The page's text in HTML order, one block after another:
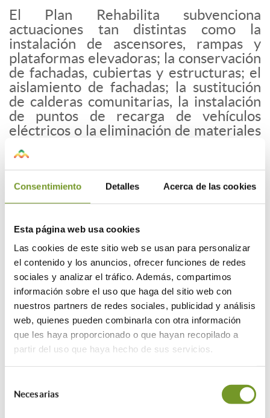
Consentimiento Detalles Acerca de las cookies
Esta página web usa cookies
Las cookies de este sitio web se usan para personalizar
el contenido y los anuncios, ofrecer funciones de redes
sociales y analizar el tráfico. Además, compartimos
información sobre el uso que haga del sitio web con
nuestros partners de redes sociales, publicidad y análisis
web, quienes pueden combinarla con otra información
que les haya proporcionado o que hayan recopilado a
partir del uso que haya hecho de sus servicios.
Necesarias
El Plan Rehabilita subvenciona
actuaciones tan distintas como la
instalación de ascensores, rampas y
plataformas elevadoras; la conservación
de fachadas, cubiertas y estructuras; el
aislamiento de fachadas; la sustitución
de calderas comunitarias, la instalación
de puntos de recarga de vehículos
eléctricos o la eliminación de materiales
Novedades de la convocatoria
La principal novedad en esta
convocatoria de 2024 es la subvención
de hasta el 60 % para la seguridad de las
instalaciones eléctricas y prevención de
incendios y de hasta el 80 % para el
ajardinamiento de zonas comunes con el
fin de combatir el efecto ‘isla calor’ en
las ciudades. Todas las actuaciones
pueden alcanzar el 90 % de subvención
para las familias con mayor
vulnerabilidad.
pudiendo llegar hasta los 10.000 euros
por vivienda, en función del tipo de